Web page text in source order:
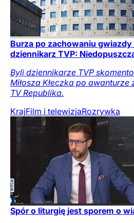
Burza po zachowaniu gwiazdy
dziennikarz TVP:
Byli dziennikarze TVP
Miłosza Kłeczka po awanturze
TV Republika.
KrajFilm i telewizjaRozrywka
Spór o liturgię jest sporem o